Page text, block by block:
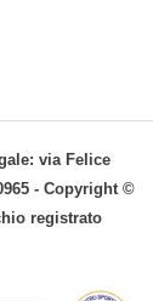
via Felice
- Copyright ©
registrato